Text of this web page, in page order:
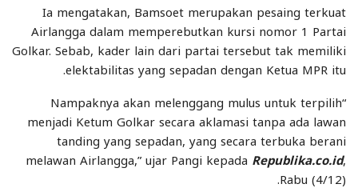
Ia mengatakan, Bamsoet merupakan pesaing terkuat
Airlangga dalam memperebutkan kursi nomor 1 Partai
Golkar. Sebab, kader lain dari partai tersebut tak memiliki
elektabilitas yang sepadan dengan Ketua MPR itu.
“Nampaknya akan melenggang mulus untuk terpilih
menjadi Ketum Golkar secara aklamasi tanpa ada lawan
tanding yang sepadan, yang secara terbuka berani
melawan Airlangga,” ujar Pangi kepada Republika.co.id,
Rabu (4/12).